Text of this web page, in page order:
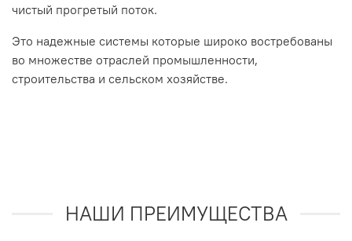
чистый прогретый поток.
Это надежные системы которые широко востребованы
во множестве отраслей промышленности,
строительства и сельском хозяйстве.
НАШИ ПРЕИМУЩЕСТВА